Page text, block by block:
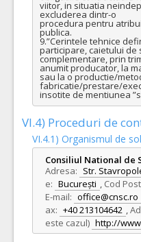
viitor, in situatia
excluderea dintr-o
procedura pentru
publica.
9.”Cerintele tehnice
participare, caietului de
complementare, prin
anumit producator, la
sau la o productie/
fabricatie/prestare/
insotite de mentiunea
VI.4) Proceduri de
VI.4.1) Organismul de
Consiliul National de
Adresa: Str.
e: București , Cod
E-mail: office@cnsc.ro
ax: +40 213104642 ,
este cazul) http://